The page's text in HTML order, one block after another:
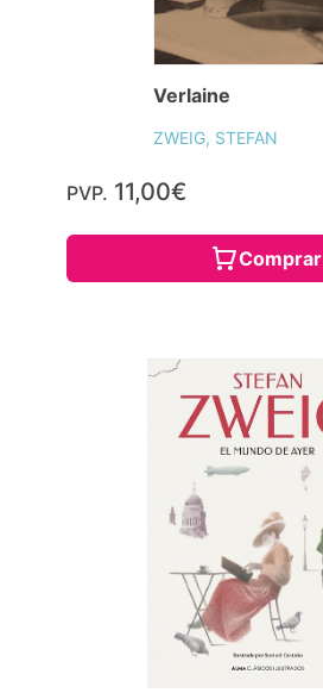
Verlaine
ZWEIG, STEFAN
PVP. 11,00€
Comprar